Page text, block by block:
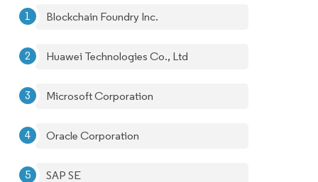
Blockchain Foundry Inc.
Huawei Technologies Co., Ltd
Microsoft Corporation
Oracle Corporation
SAP SE